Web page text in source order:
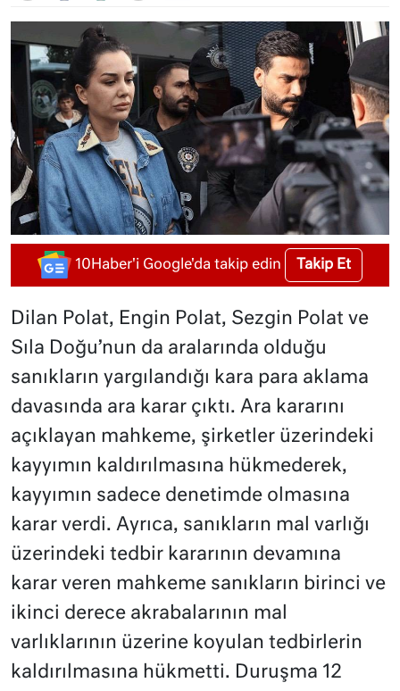
10Haber'i Google'da takip edin Takip Et
Dilan Polat, Engin Polat, Sezgin Polat ve
Sıla Doğu’nun da aralarında olduğu
sanıkların yargılandığı kara para aklama
davasında ara karar çıktı. Ara kararını
açıklayan mahkeme, şirketler üzerindeki
kayyımın kaldırılmasına hükmederek,
kayyımın sadece denetimde olmasına
karar verdi. Ayrıca, sanıkların mal varlığı
üzerindeki tedbir kararının devamına
karar veren mahkeme sanıkların birinci ve
ikinci derece akrabalarının mal
varlıklarının üzerine koyulan tedbirlerin
kaldırılmasına hükmetti. Duruşma 12